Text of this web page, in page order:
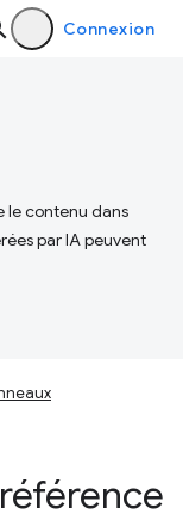
Connexion
le contenu dans
par IA peuvent